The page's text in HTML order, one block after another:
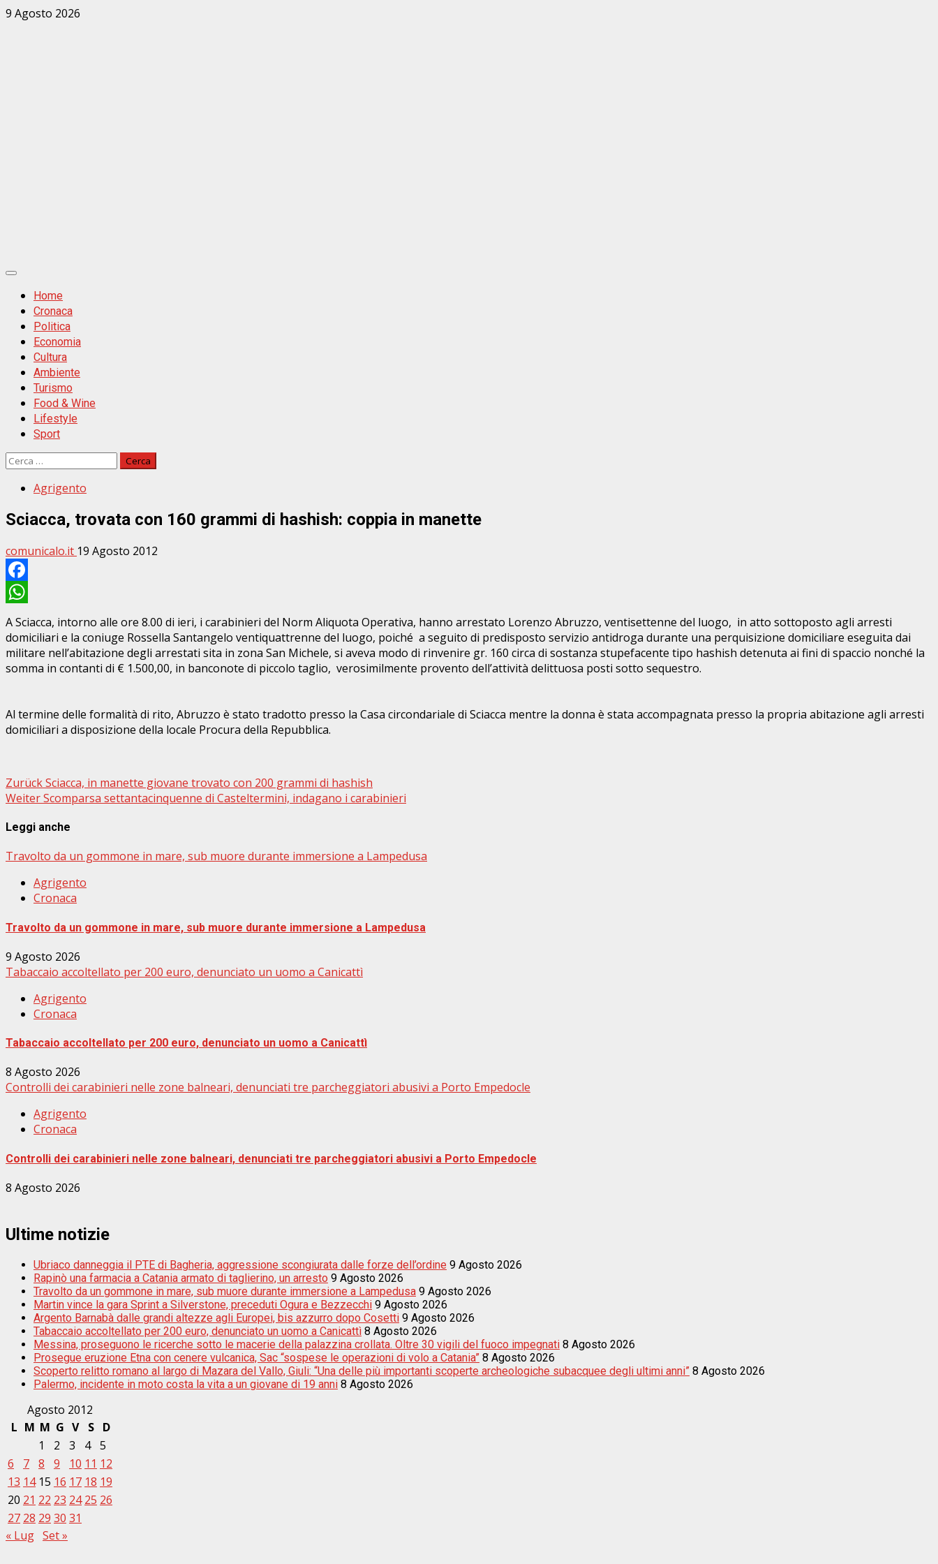
Zum
9 Agosto 2026
Primäres
MenüHome
Cronaca
Politica
Economia
Cultura
Ambiente
Turismo
Food & Wine
Lifestyle
Sport
Ricerca
Agrigento
Sciacca, trovata con 160 grammi di hashish: coppia in manette
comunicalo.it 19 Agosto 2012
Facebook
WhatsApp
A Sciacca, intorno alle ore 8.00 di ieri, i carabinieri del Norm Aliquota Operativa, hanno arrestato Lorenzo Abruzzo, ventisettenne del luogo, in atto sottoposto agli arresti
domiciliari e la coniuge Rossella Santangelo ventiquattrenne del luogo, poiché a seguito di predisposto servizio antidroga durante una perquisizione domiciliare eseguita dai
militare nell’abitazione degli arrestati sita in zona San Michele, si aveva modo di rinvenire gr. 160 circa di sostanza stupefacente tipo hashish detenuta ai fini di spaccio nonché la
somma in contanti di € 1.500,00, in banconote di piccolo taglio, verosimilmente provento dell’attività delittuosa posti sotto sequestro.
Al termine delle formalità di rito, Abruzzo è stato tradotto presso la Casa circondariale di Sciacca mentre la donna è stata accompagnata presso la propria abitazione agli arresti
domiciliari a disposizione della locale Procura della Repubblica.
Beitragsnavigation
ZurückSciacca, in manette giovane trovato con 200 grammi di hashish
WeiterScomparsa settantacinquenne di Casteltermini, indagano i carabinieri
Leggi anche
Travolto da un gommone in mare, sub muore durante immersione a Lampedusa
Agrigento
Cronaca
Travolto da un gommone in mare, sub muore durante immersione a Lampedusa
9 Agosto 2026
Tabaccaio accoltellato per 200 euro, denunciato un uomo a Canicattì
Agrigento
Cronaca
Tabaccaio accoltellato per 200 euro, denunciato un uomo a Canicattì
8 Agosto 2026
Controlli dei carabinieri nelle zone balneari, denunciati tre parcheggiatori abusivi a Porto Empedocle
Agrigento
Cronaca
Controlli dei carabinieri nelle zone balneari, denunciati tre parcheggiatori abusivi a Porto Empedocle
8 Agosto 2026
Ultime notizie
Ubriaco danneggia il PTE di Bagheria, aggressione scongiurata dalle forze dell’ordine 9 Agosto 2026
Rapinò una farmacia a Catania armato di taglierino, un arresto 9 Agosto 2026
Travolto da un gommone in mare, sub muore durante immersione a Lampedusa 9 Agosto 2026
Martin vince la gara Sprint a Silverstone, preceduti Ogura e Bezzecchi 9 Agosto 2026
Argento Barnabà dalle grandi altezze agli Europei, bis azzurro dopo Cosetti 9 Agosto 2026
Tabaccaio accoltellato per 200 euro, denunciato un uomo a Canicattì 8 Agosto 2026
Messina, proseguono le ricerche sotto le macerie della palazzina crollata. Oltre 30 vigili del fuoco impegnati 8 Agosto 2026
Prosegue eruzione Etna con cenere vulcanica, Sac “sospese le operazioni di volo a Catania” 8 Agosto 2026
Scoperto relitto romano al largo di Mazara del Vallo, Giuli: “Una delle più importanti scoperte archeologiche subacquee degli ultimi anni” 8 Agosto 2026
Palermo, incidente in moto costa la vita a un giovane di 19 anni 8 Agosto 2026
Agosto 2012
L M M G V S
D
1
2 3 4 5
6
7 8 9 10 11 12
13 14 15 16 17 18 19
20 21 22 23 24 25 26
27 28 29 30 31
« Lug Set »